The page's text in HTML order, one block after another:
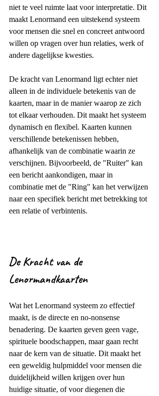
niet te veel ruimte laat voor interpretatie. Dit
maakt Lenormand een uitstekend systeem
voor mensen die snel en concreet antwoord
willen op vragen over hun relaties, werk of
andere dagelijkse kwesties.
De kracht van Lenormand ligt echter niet
alleen in de individuele betekenis van de
kaarten, maar in de manier waarop ze zich
tot elkaar verhouden. Dit maakt het systeem
dynamisch en flexibel. Kaarten kunnen
verschillende betekenissen hebben,
afhankelijk van de combinatie waarin ze
verschijnen. Bijvoorbeeld, de "Ruiter" kan
een bericht aankondigen, maar in
combinatie met de "Ring" kan het verwijzen
naar een specifiek bericht met betrekking tot
een relatie of verbintenis.
De Kracht van de
Lenormandkaarten
Wat het Lenormand systeem zo effectief
maakt, is de directe en no-nonsense
benadering. De kaarten geven geen vage,
spirituele boodschappen, maar gaan recht
naar de kern van de situatie. Dit maakt het
een geweldig hulpmiddel voor mensen die
duidelijkheid willen krijgen over hun
huidige situatie, of voor diegenen die